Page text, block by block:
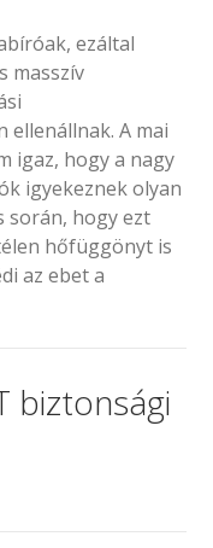
ezáltal
masszív
ellenállnak. A mai
igaz, hogy a nagy
igyekeznek olyan
során, hogy ezt
hőfüggönyt is
az ebet a
biztonsági